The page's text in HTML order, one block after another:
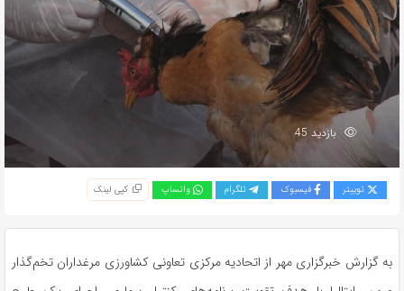
بازدید 45
توییتر فیسبوک تلگرام واتساپ کپی لینک
به گزارش خبرگزاری مهر از اتحادیه مرکزی تعاونی کشاورزی مرغداران تخم‌گذار